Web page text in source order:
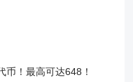
！最高可达648！